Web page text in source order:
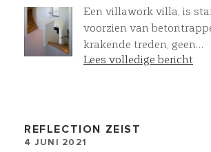
villa met een waanzinnig
compleet
Toparchitectuur villa
Een villawork villa, is
voorzien van
krakende treden, geen
aftimmerlatten. Door de
bloktrede trapbekleding
een prachtig resultaat.
Lees volledige bericht
REFLECTION ZEIST
4 JUNI 2021